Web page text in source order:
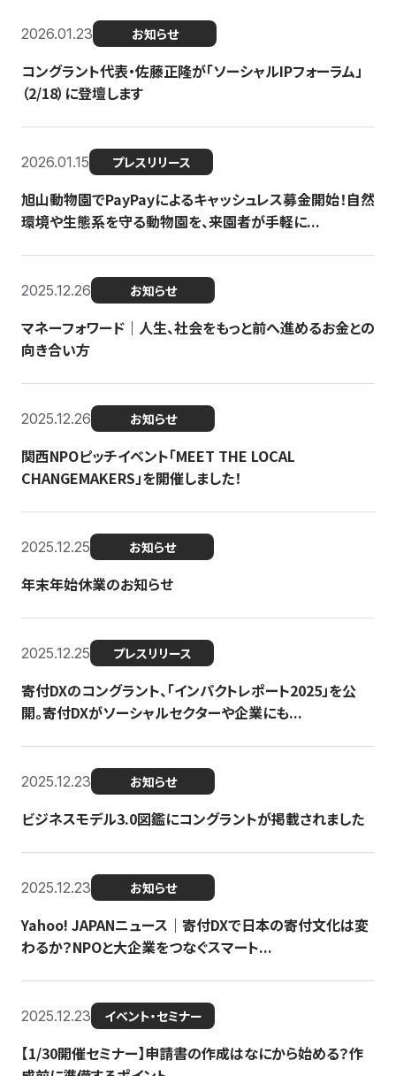
2026.01.23 お知らせ
コングラント代表・佐藤正隆が「ソーシャルIPフォーラム」
（2/18）に登壇します
2026.01.15 プレスリリース
旭山動物園でPayPayによるキャッシュレス募金開始！自然
環境や生態系を守る動物園を、来園者が手軽に...
2025.12.26 お知らせ
マネーフォワード｜人生、社会をもっと前へ進めるお金との
向き合い方
2025.12.26 お知らせ
関西NPOピッチイベント「MEET THE LOCAL
CHANGEMAKERS」を開催しました！
2025.12.25 お知らせ
年末年始休業のお知らせ
2025.12.25 プレスリリース
寄付DXのコングラント、「インパクトレポート2025」を公
開。寄付DXがソーシャルセクターや企業にも...
2025.12.23 お知らせ
ビジネスモデル3.0図鑑にコングラントが掲載されました
2025.12.23 お知らせ
Yahoo! JAPANニュース｜寄付DXで日本の寄付文化は変
わるか？NPOと大企業をつなぐスマート...
2025.12.23 イベント・セミナー
【1/30開催セミナー】申請書の作成はなにから始める？作